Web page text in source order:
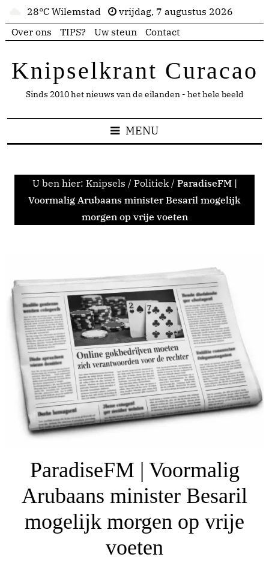
28°C Wilemstad
vrijdag, 7 augustus 2026
Over ons
TIPS? Uw steun Contact
Knipselkrant Curacao
Sinds 2010 het nieuws van de eilanden - het hele beeld
MENU
U ben hier: Knipsels / Politiek / ParadiseFM |
Voormalig Arubaans minister Besaril mogelijk
morgen op vrije voeten
ParadiseFM | Voormalig
Arubaans minister Besaril
mogelijk morgen op vrije
voeten